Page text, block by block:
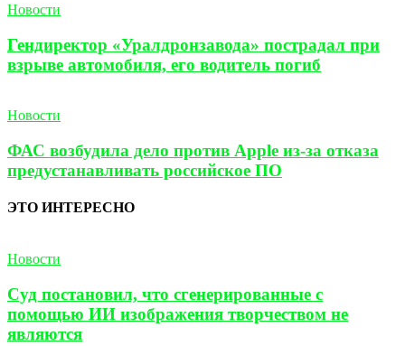
Новости
Гендиректор «Уралдронзавода» пострадал при
взрыве автомобиля, его водитель погиб
Новости
ФАС возбудила дело против Apple из-за отказа
предустанавливать российское ПО
ЭТО ИНТЕРЕСНО
Новости
Суд постановил, что сгенерированные с
помощью ИИ изображения творчеством не
являются